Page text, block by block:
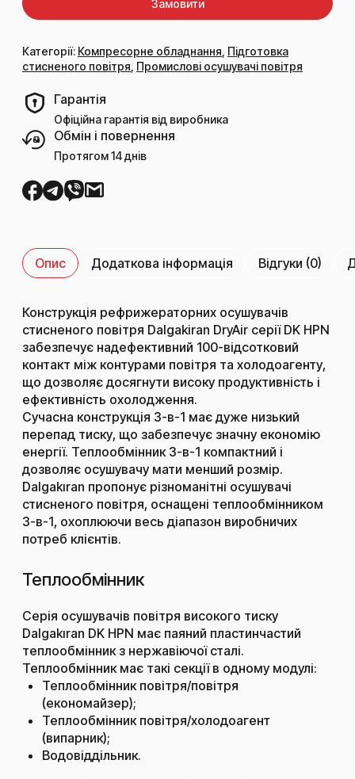
Замовити
Категорії: Компресорне обладнання Підготовка
стисненого повітря Промислові осушувачі повітря
Гарантія
Офіційна гарантія від виробника
Обмін і повернення
Протягом 14 днів
Опис Додаткова інформація Відгуки (0)
Конструкція рефрижераторних осушувачів
стисненого повітря Dalgakiran DryAir серії DK HPN
забезпечує надефективний 100-відсотковий
контакт між контурами повітря та холодоагенту,
що дозволяє досягнути високу продуктивність і
ефективність охолодження.
Сучасна конструкція 3-в-1 має дуже низький
перепад тиску, що забезпечує значну економію
енергії. Теплообмінник 3-в-1 компактний і
дозволяє осушувачу мати менший розмір.
Dalgakıran пропонує різноманітні осушувачі
стисненого повітря, оснащені теплообмінником
3-в-1, охоплюючи весь діапазон виробничих
потреб клієнтів.
Теплообмінник
Серія осушувачів повітря високого тиску
Dalgakıran DK HPN має паяний пластинчастий
теплообмінник з нержавіючої сталі.
Теплообмінник має такі секції в одному модулі:
Теплообмінник повітря/повітря
(економайзер);
Теплообмінник повітря/холодоагент
(випарник);
Водовіддільник.